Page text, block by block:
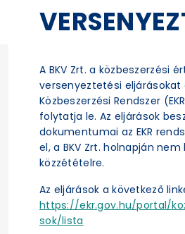
A BKV Zrt. a közbeszerzési
versenyeztetési eljárásokat
Közbeszerzési Rendszer
folytatja le. Az eljárások
dokumentumai az EKR
el, a BKV Zrt. holnapján nem
közzétételre.
Az eljárások a következő
https://ekr.gov.hu/portal/
sok/lista